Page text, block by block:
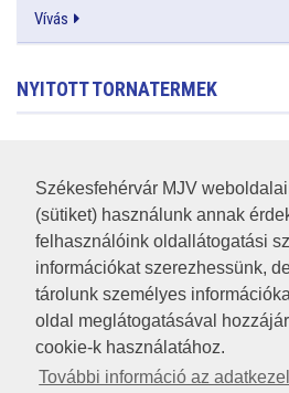
Székesfehérvár MJV
(sütiket) használunk annak
felhasználóink oldallátogatási
információkat szerezhessünk,
tárolunk személyes
oldal meglátogatásával
cookie-k használatához.
További információ az
Vívás
NYITOTT TORNATERMEK
RSS
A HONLAP 2017.03.31-I ÁLLAPOTA
JOGI NYILATKOZAT
IMPRESSZUM